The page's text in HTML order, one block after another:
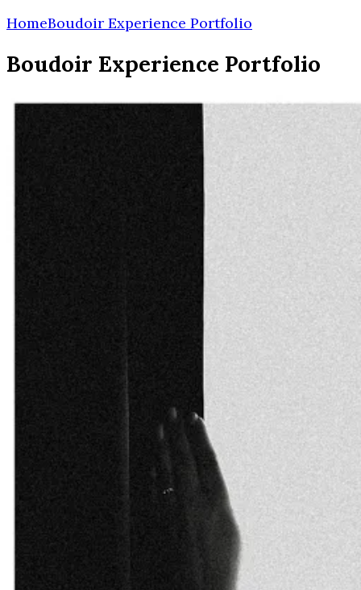
HomeBoudoir Experience Portfolio
Boudoir Experience Portfolio